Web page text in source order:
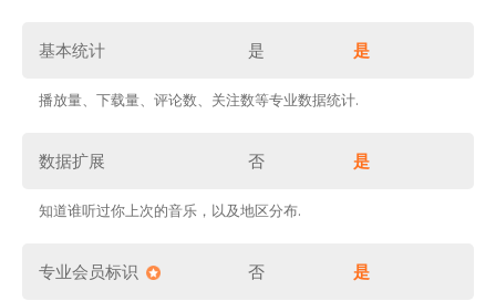
基本统计 是 是
播放量、下载量、评论数、关注数等专业数据统计.
数据扩展 否 是
知道谁听过你上次的音乐，以及地区分布.
专业会员标识 否 是